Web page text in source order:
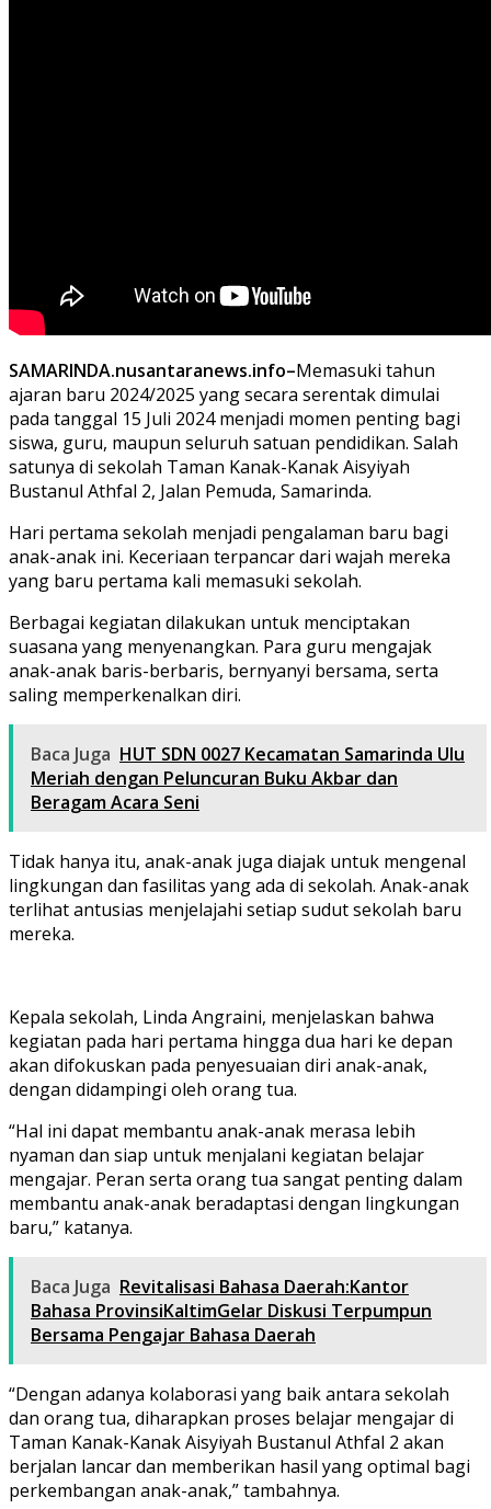
SAMARINDA.nusantaranews.info–Memasuki tahun
ajaran baru 2024/2025 yang secara serentak dimulai
pada tanggal 15 Juli 2024 menjadi momen penting bagi
siswa, guru, maupun seluruh satuan pendidikan. Salah
satunya di sekolah Taman Kanak-Kanak Aisyiyah
Bustanul Athfal 2, Jalan Pemuda, Samarinda.
Hari pertama sekolah menjadi pengalaman baru bagi
anak-anak ini. Keceriaan terpancar dari wajah mereka
yang baru pertama kali memasuki sekolah.
Berbagai kegiatan dilakukan untuk menciptakan
suasana yang menyenangkan. Para guru mengajak
anak-anak baris-berbaris, bernyanyi bersama, serta
saling memperkenalkan diri.
Baca Juga HUT SDN 0027 Kecamatan Samarinda Ulu
Meriah dengan Peluncuran Buku Akbar dan
Beragam Acara Seni
Tidak hanya itu, anak-anak juga diajak untuk mengenal
lingkungan dan fasilitas yang ada di sekolah. Anak-anak
terlihat antusias menjelajahi setiap sudut sekolah baru
mereka.
Kepala sekolah, Linda Angraini, menjelaskan bahwa
kegiatan pada hari pertama hingga dua hari ke depan
akan difokuskan pada penyesuaian diri anak-anak,
dengan didampingi oleh orang tua.
“Hal ini dapat membantu anak-anak merasa lebih
nyaman dan siap untuk menjalani kegiatan belajar
mengajar. Peran serta orang tua sangat penting dalam
membantu anak-anak beradaptasi dengan lingkungan
baru,” katanya.
Baca Juga Revitalisasi Bahasa Daerah:Kantor
Bahasa ProvinsiKaltimGelar Diskusi Terpumpun
Bersama Pengajar Bahasa Daerah
“Dengan adanya kolaborasi yang baik antara sekolah
dan orang tua, diharapkan proses belajar mengajar di
Taman Kanak-Kanak Aisyiyah Bustanul Athfal 2 akan
berjalan lancar dan memberikan hasil yang optimal bagi
perkembangan anak-anak,” tambahnya.